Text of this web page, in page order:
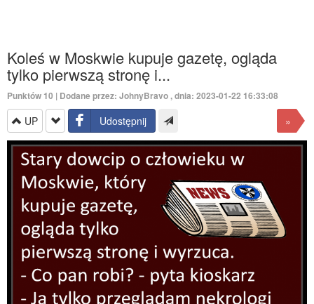
Koleś w Moskwie kupuje gazetę, ogląda
tylko pierwszą stronę i...
Punktów 10 | Dodane przez: JohnyBravo, dnia: 2023-01-22 16:33:08
UP Udostępnij »